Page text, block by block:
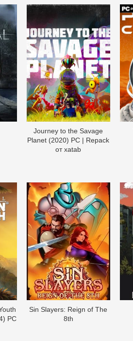
Journey to the Savage
Planet (2020) PC | Repack
от xatab
PC
Sin Slayers: Reign of The
8th